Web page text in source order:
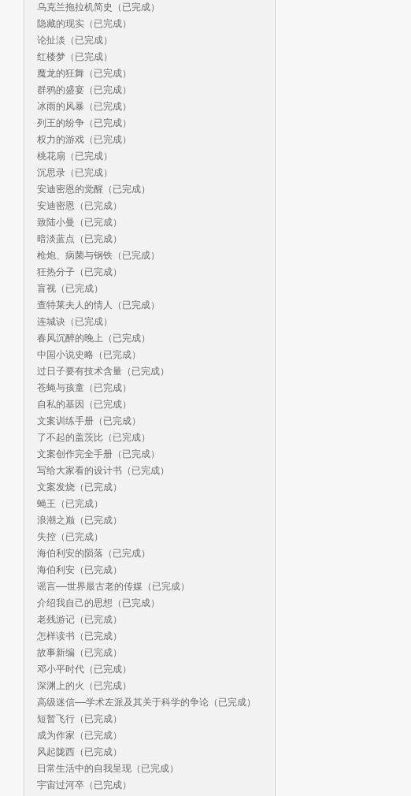
乌克兰拖拉机简史（已完成）
隐藏的现实（已完成）
论扯淡（已完成）
红楼梦（已完成）
魔龙的狂舞（已完成）
群鸦的盛宴（已完成）
冰雨的风暴（已完成）
列王的纷争（已完成）
权力的游戏（已完成）
桃花扇（已完成）
沉思录（已完成）
安迪密恩的觉醒（已完成）
安迪密恩（已完成）
致陆小曼（已完成）
暗淡蓝点（已完成）
枪炮、病菌与钢铁（已完成）
狂热分子（已完成）
盲视（已完成）
查特莱夫人的情人（已完成）
连城诀（已完成）
春风沉醉的晚上（已完成）
中国小说史略（已完成）
过日子要有技术含量（已完成）
苍蝇与孩童（已完成）
自私的基因（已完成）
文案训练手册（已完成）
了不起的盖茨比（已完成）
文案创作完全手册（已完成）
写给大家看的设计书（已完成）
文案发烧（已完成）
蝇王（已完成）
浪潮之巅（已完成）
失控（已完成）
海伯利安的陨落（已完成）
海伯利安（已完成）
谣言——世界最古老的传媒（已完成）
介绍我自己的思想（已完成）
老残游记（已完成）
怎样读书（已完成）
故事新编（已完成）
邓小平时代（已完成）
深渊上的火（已完成）
高级迷信——学术左派及其关于科学的争论（已完成）
短暂飞行（已完成）
成为作家（已完成）
风起陇西（已完成）
日常生活中的自我呈现（已完成）
宇宙过河卒（已完成）